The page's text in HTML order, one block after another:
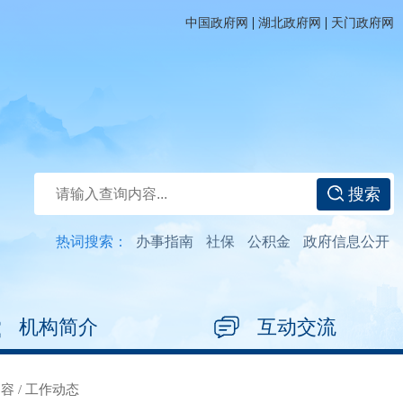
中国政府网 | 湖北政府网 | 天门政府网
搜索
热词搜索： 办事指南 社保 公积金 政府信息公开
机构简介 互动交流
/ 工作动态